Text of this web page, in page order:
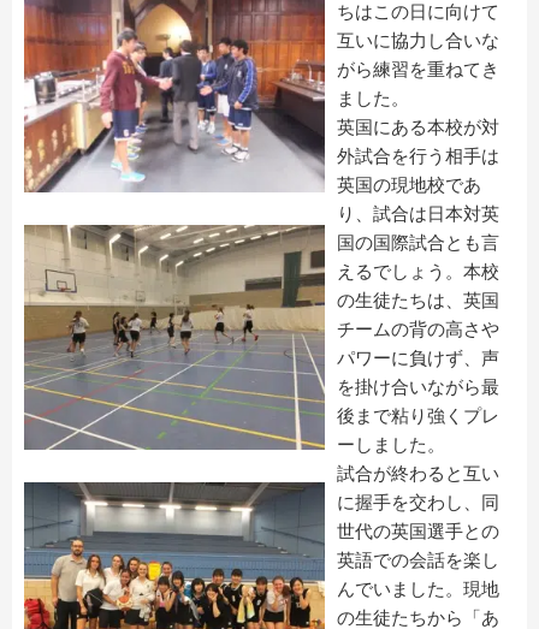
ちはこの日に向けて
互いに協力し合いな
がら練習を重ねてき
ました。
英国にある本校が対
外試合を行う相手は
英国の現地校であ
り、試合は日本対英
国の国際試合とも言
えるでしょう。本校
の生徒たちは、英国
チームの背の高さや
パワーに負けず、声
を掛け合いながら最
後まで粘り強くプレ
ーしました。
試合が終わると互い
に握手を交わし、同
世代の英国選手との
英語での会話を楽し
んでいました。現地
の生徒たちから「あ